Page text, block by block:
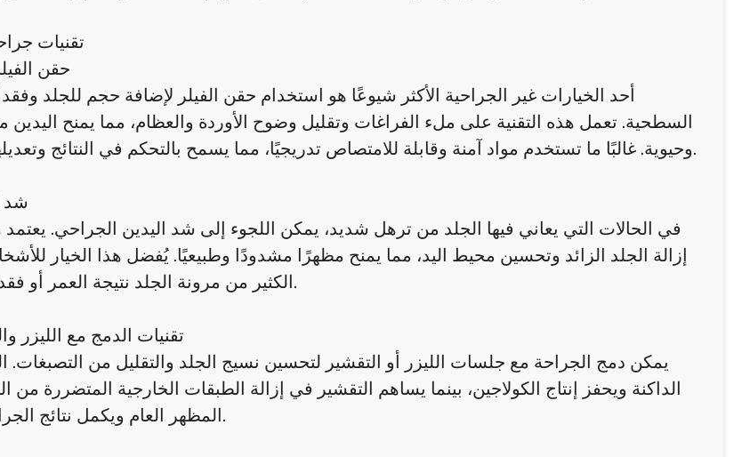
تقنيات
حقن
أحد الخيارات غير الجراحية الأكثر شيوعًا هو استخدام حقن الفيلر لإضافة حجم للجلد
السطحية. تعمل هذه التقنية على ملء الفراغات وتقليل وضوح الأوردة والعظام، مما يمنح اليدين
وحيوية. غالبًا ما تستخدم مواد آمنة وقابلة للامتصاص تدريجيًا، مما يسمح بالتحكم في النتائج وتعديلها حسب الحاجة.
شد
في الحالات التي يعاني فيها الجلد من ترهل شديد، يمكن اللجوء إلى شد اليدين الجراحي. يعتمد
إزالة الجلد الزائد وتحسين محيط اليد، مما يمنح مظهرًا مشدودًا وطبيعيًا. يُفضل هذا الخيار
الكثير من مرونة الجلد نتيجة العمر أو فقدان الوزن الكبير.
تقنيات الدمج مع الليزر
يمكن دمج الجراحة مع جلسات الليزر أو التقشير لتحسين نسيج الجلد والتقليل من التصبغات.
الداكنة ويحفز إنتاج الكولاجين، بينما يساهم التقشير في إزالة الطبقات الخارجية المتضررة من
المظهر العام ويكمل نتائج الجراحة بشكل فعال.